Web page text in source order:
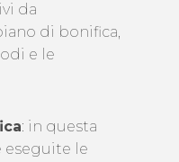
da
di bonifica,
e le
: in questa
eseguite le